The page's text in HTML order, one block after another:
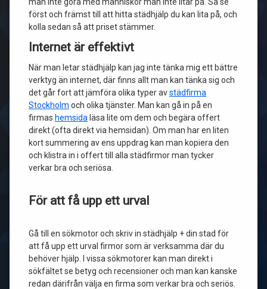
först och främst till att hitta städhjälp du kan lita på, och
kolla sedan så att priset stämmer.
Internet är effektivt
När man letar städhjälp kan jag inte tänka mig ett bättre
verktyg än internet, där finns allt man kan tänka sig och
det går fort att jämföra olika typer avstädfirma
Stockholm och olika tjänster. Man kan gå in på en
firmas hemsida läsa lite om dem och begära offert
direkt (ofta direkt via hemsidan). Om man har en liten
kort summering av ens uppdrag kan man kopiera den
och klistra in i offert till alla städfirmor man tycker
verkar bra och seriösa.
För att få upp ett urval
Gå till en sökmotor och skriv in städhjälp + din stad för
att få upp ett urval firmor som är verksamma där du
behöver hjälp. I vissa sökmotorer kan man direkt i
sökfältet se betyg och recensioner och man kan kanske
redan därifrån välja en firma som verkar bra och seriös.